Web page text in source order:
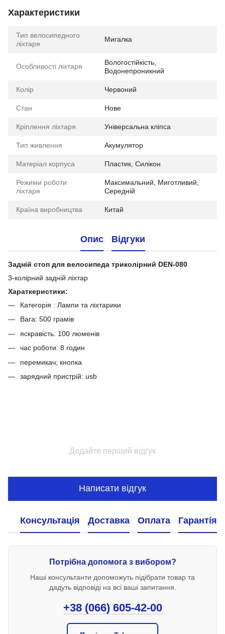
Характеристики
Тип велосипедного
ліхтаря
Мигалка
Особливості ліхтаря
Вологостійкість,
Водонепроникний
Колір Червоний
Стан Нове
Кріплення ліхтаря Універсальна кліпса
Тип живлення Акумулятор
Матеріал корпуса Пластик, Силікон
Режими роботи
ліхтаря
Максимальний, Миготливий,
Середній
Країна виробництва Китай
Опис Відгуки
Задній стоп для велосипеда триколірний DEN-080
3-колірний задній ліхтар
Хараткеристики:
Категорія : Лампи та ліхтарики
Вага: 500 грамів
яскравість: 100 люменів
час роботи: 8 годин
перемикач; кнопка
зарядний пристрій: usb
Додайте перший відгук
Написати відгук
Консультація Доставка Оплата Гарантія
Потрібна допомога з вибором?
Наші консультанти допоможуть підібрати товар та
дадуть відповіді на всі ваші запитання.
+38 (066) 605-42-00